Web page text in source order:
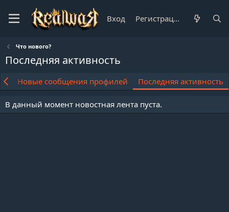
Вход Регистрация
Что нового?
Последняя активность
Новые сообщения профилей Последняя активность
В данный момент новостная лента пуста.